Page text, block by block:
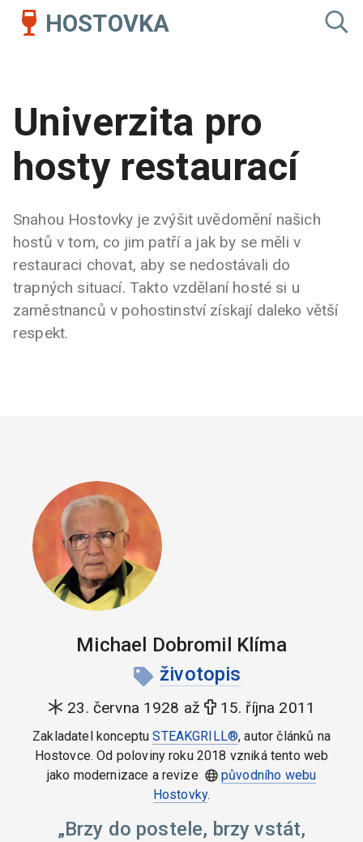
HOSTOVKA
Univerzita pro
hosty restaurací
Snahou Hostovky je zvýšit uvědomění našich
hostů v tom, co jim patří a jak by se měli v
restauraci chovat, aby se nedostávali do
trapných situací. Takto vzdělaní hosté si u
zaměstnanců v pohostinství získají daleko větší
respekt.
Michael Dobromil Klíma
životopis
23. června 1928 až 15. října 2011
Zakladatel konceptuSTEAKGRILL®, autor článků na
Hostovce. Od poloviny roku 2018 vzniká tento web
jako modernizace a revize
původního webu
Hostovky.
Brzy do postele, brzy vstát,